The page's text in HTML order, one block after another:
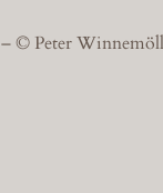
– © Peter